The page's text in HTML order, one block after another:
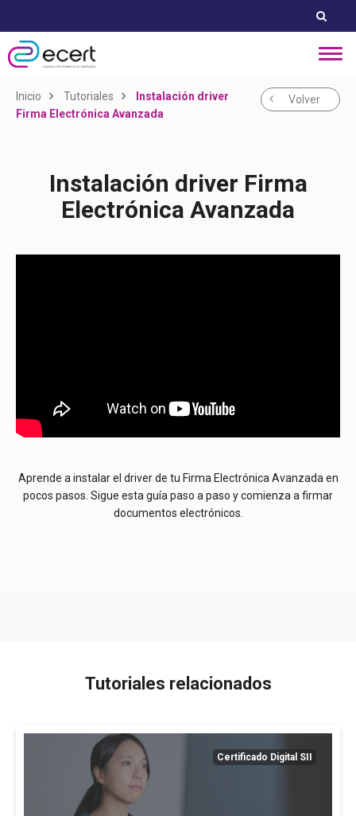
Inicio Tutoriales
Instalación driver
Firma Electrónica Avanzada
Volver
Instalación driver Firma
Electrónica Avanzada
Aprende a instalar el driver de tu Firma Electrónica Avanzada en
pocos pasos. Sigue esta guía paso a paso y comienza a firmar
documentos electrónicos.
Tutoriales relacionados
Certificado Digital SII